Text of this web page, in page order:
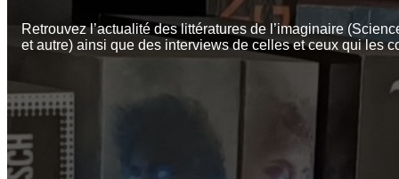
Retrouvez l’actualité des littératures de l’imaginaire
et autre) ainsi que des interviews de celles et ceux qui les